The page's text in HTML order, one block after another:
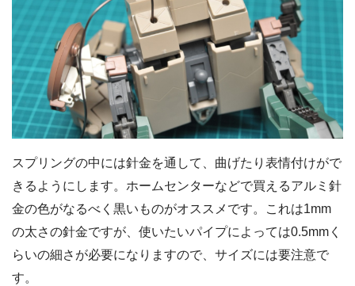
スプリングの中には針金を通して、曲げたり表情付けがで
きるようにします。ホームセンターなどで買えるアルミ針
金の色がなるべく黒いものがオススメです。これは1mm
の太さの針金ですが、使いたいパイプによっては0.5mmく
らいの細さが必要になりますので、サイズには要注意で
す。